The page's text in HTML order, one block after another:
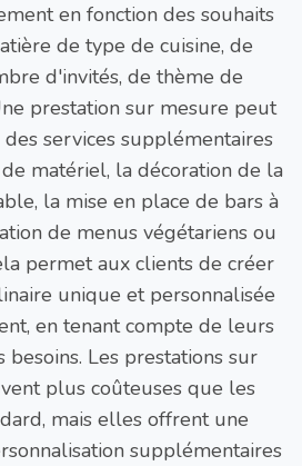
en fonction des souhaits
de type de cuisine, de
d'invités, de thème de
prestation sur mesure peut
services supplémentaires
matériel, la décoration de la
la mise en place de bars à
de menus végétariens ou
permet aux clients de créer
unique et personnalisée
en tenant compte de leurs
Les prestations sur
plus coûteuses que les
mais elles offrent une
supplémentaires